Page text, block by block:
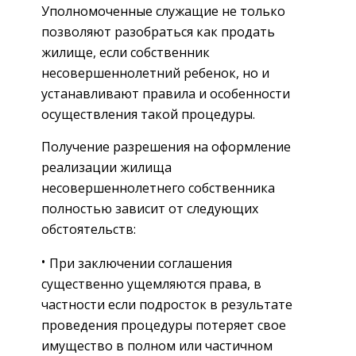
Уполномоченные служащие не только
позволяют разобраться как продать
жилище, если собственник
несовершеннолетний ребенок, но и
устанавливают правила и особенности
осуществления такой процедуры.
Получение разрешения на оформление
реализации жилища
несовершеннолетнего собственника
полностью зависит от следующих
обстоятельств:
При заключении соглашения
существенно ущемляются права, в
частности если подросток в результате
проведения процедуры потеряет свое
имущество в полном или частичном